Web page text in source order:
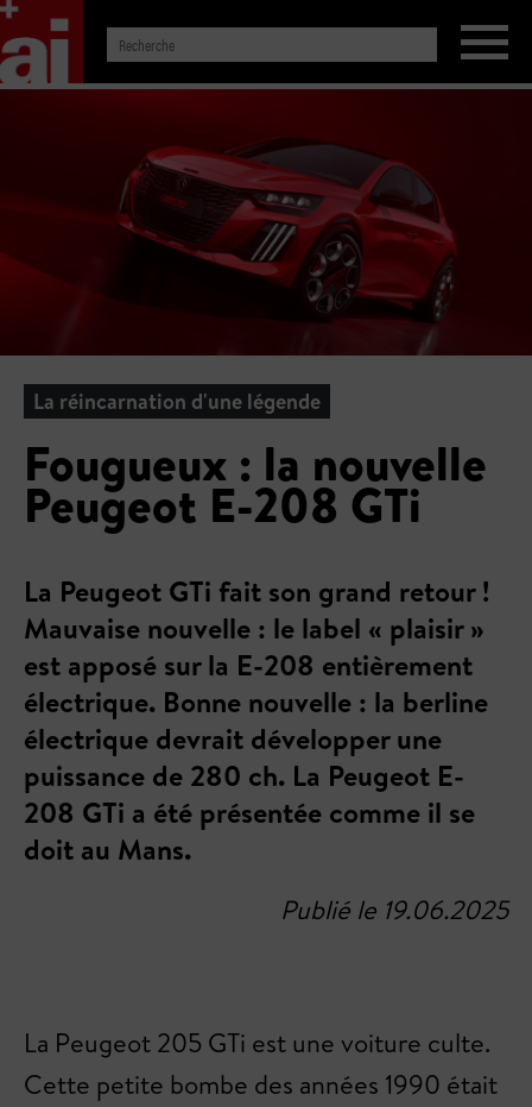
La réincarnation d'une légende
Fougueux : la nouvelle
Peugeot E-208 GTi
La Peugeot GTi fait son grand retour !
Mauvaise nouvelle : le label « plaisir »
est apposé sur la E-208 entièrement
électrique. Bonne nouvelle : la berline
électrique devrait développer une
puissance de 280 ch. La Peugeot E-
208 GTi a été présentée comme il se
doit au Mans.
Publié le 19.06.2025
La Peugeot 205 GTi est une voiture culte.
Cette petite bombe des années 1990 était